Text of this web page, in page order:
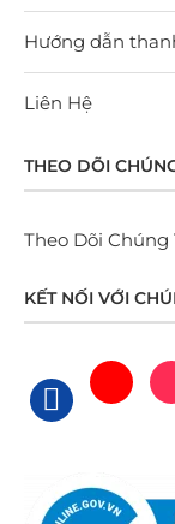
Hướng dẫn
Liên Hệ
THEO DÕI
Theo Dõi Chúng
KẾT NỐI VỚI